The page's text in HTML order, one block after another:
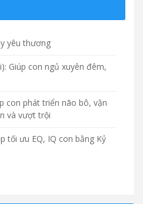
yêu thương
Giúp con ngủ xuyên đêm,
con phát triển não bô, vận
và vượt trội
tối ưu EQ, IQ con bằng Kỷ